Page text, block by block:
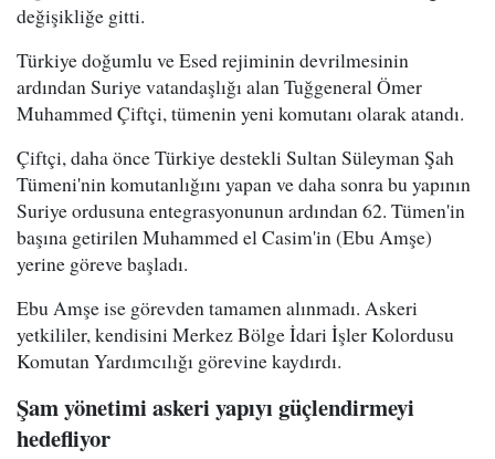
değişikliğe gitti.
Türkiye doğumlu ve Esed rejiminin devrilmesinin
ardından Suriye vatandaşlığı alan Tuğgeneral Ömer
Muhammed Çiftçi, tümenin yeni komutanı olarak atandı.
Çiftçi, daha önce Türkiye destekli Sultan Süleyman Şah
Tümeni'nin komutanlığını yapan ve daha sonra bu yapının
Suriye ordusuna entegrasyonunun ardından 62. Tümen'in
başına getirilen Muhammed el Casim'in (Ebu Amşe)
yerine göreve başladı.
Ebu Amşe ise görevden tamamen alınmadı. Askeri
yetkililer, kendisini Merkez Bölge İdari İşler Kolordusu
Komutan Yardımcılığı görevine kaydırdı.
Şam yönetimi askeri yapıyı güçlendirmeyi
hedefliyor